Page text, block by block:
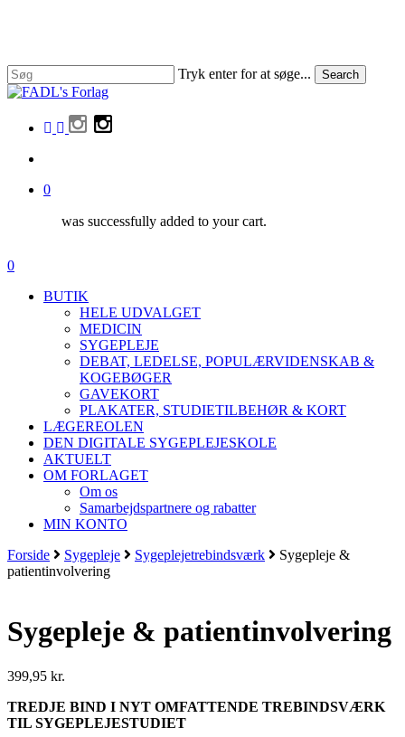
content
Tryk enter for at søge... Search
Close
facebook
linkedin
instagram
0
was successfully added to your cart.
Menu
search
0
BUTIK
HELE UDVALGET
MEDICIN
SYGEPLEJE
DEBAT, LEDELSE, POPULÆRVIDENSKAB &
KOGEBØGER
GAVEKORT
PLAKATER, STUDIETILBEHØR & KORT
LÆGEREOLEN
DEN DIGITALE SYGEPLEJESKOLE
AKTUELT
OM FORLAGET
Om os
Samarbejdspartnere og rabatter
MIN KONTO
Forside
Sygepleje Sygeplejetrebindsværk
Sygepleje &
patientinvolvering
Sygepleje & patientinvolvering
399,95 kr.
TREDJE BIND I NYT OMFATTENDE TREBINDSVÆRK
TIL SYGEPLEJESTUDIET